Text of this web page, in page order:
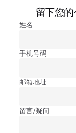
留下您
姓名
手机号码
邮箱地址
留言/疑问